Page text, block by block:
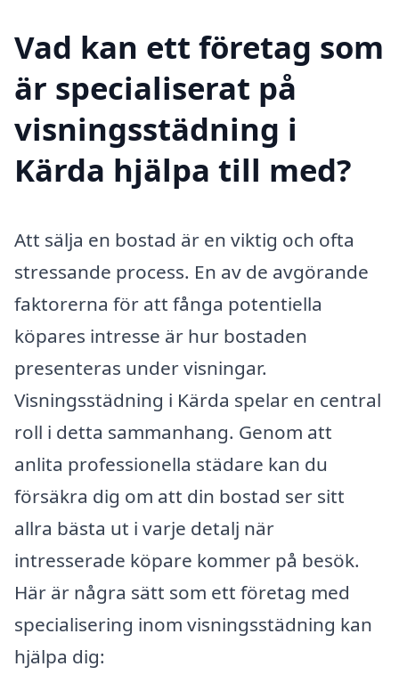
Vad kan ett företag som
är specialiserat på
visningsstädning i
Kärda hjälpa till med?
Att sälja en bostad är en viktig och ofta
stressande process. En av de avgörande
faktorerna för att fånga potentiella
köpares intresse är hur bostaden
presenteras under visningar.
Visningsstädning i Kärda spelar en central
roll i detta sammanhang. Genom att
anlita professionella städare kan du
försäkra dig om att din bostad ser sitt
allra bästa ut i varje detalj när
intresserade köpare kommer på besök.
Här är några sätt som ett företag med
specialisering inom visningsstädning kan
hjälpa dig: